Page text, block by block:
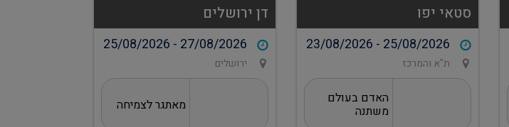
סטאי יפו
23/08/2026 - 25/08/2026
ת"א והמרכז
האדם בעולם
משתנה
דן ירושלים
25/08/2026 - 27/08/2026
ירושלים
מאתגר לצמיחה